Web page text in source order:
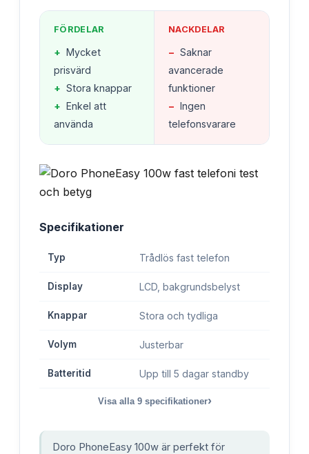
FÖRDELAR
+ Mycket
prisvärd
+ Stora knappar
+ Enkel att
använda
NACKDELAR
− Saknar
avancerade
funktioner
− Ingen
telefonsvarare
Specifikationer
Typ Trådlös fast telefon
Display LCD, bakgrundsbelyst
Knappar Stora och tydliga
Volym Justerbar
Batteritid Upp till 5 dagar standby
Visa alla 9specifikationer›
Doro PhoneEasy 100w är perfekt för